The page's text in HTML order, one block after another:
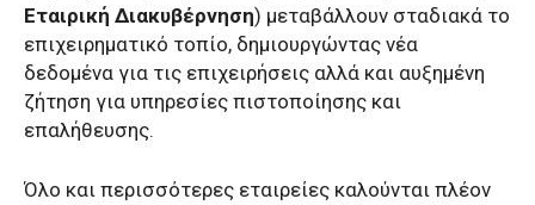
Εταιρική Διακυβέρνηση) μεταβάλλουν σταδιακά το
επιχειρηματικό τοπίο, δημιουργώντας νέα
δεδομένα για τις επιχειρήσεις αλλά και αυξημένη
ζήτηση για υπηρεσίες πιστοποίησης και
επαλήθευσης.
Όλο και περισσότερες εταιρείες καλούνται πλέον